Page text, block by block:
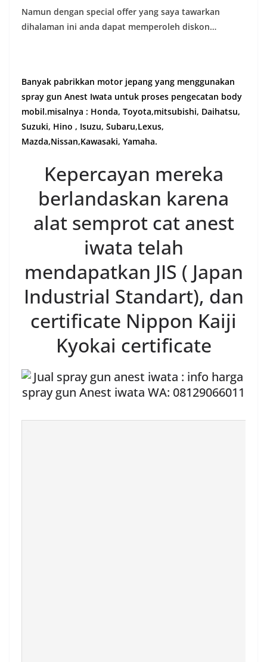
Namun dengan special offer yang saya tawarkan
dihalaman ini anda dapat memperoleh diskon…
Banyak pabrikkan motor jepang yang menggunakan
spray gun Anest Iwata untuk proses pengecatan body
mobil.misalnya : Honda, Toyota,mitsubishi, Daihatsu,
Suzuki, Hino , Isuzu, Subaru,Lexus,
Mazda,Nissan,Kawasaki, Yamaha.
Kepercayan mereka
berlandaskan karena
alat semprot cat anest
iwata telah
mendapatkan JIS ( Japan
Industrial Standart), dan
certificate Nippon Kaiji
Kyokai certificate